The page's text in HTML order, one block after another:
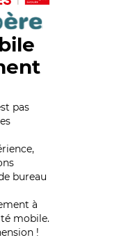
pas
bureau
à
mobile.
!